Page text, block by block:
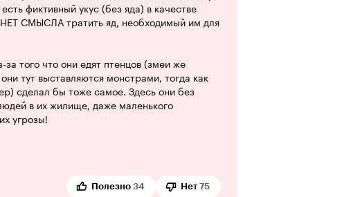
не могли наворотить зарубежные 2,3,4D
создан около 45 лет назад. И хвалебная
травах, был 'рикки-тикки-чик!')
фиктивный укус (без яда) в качестве
СМЫСЛА тратить яд, необходимый им для
того что они едят птенцов (змеи же
тут выставляются монстрами, тогда как
сделал бы тоже самое. Здесь они без
в их жилище, даже маленького
угрозы!
милым и самоотверженным героем,
Полезно 34 Нет 75